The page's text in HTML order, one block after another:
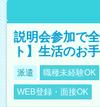
説明会参加で
ト】生活のお
派遣 職種未経験OK
WEB登録・面接OK